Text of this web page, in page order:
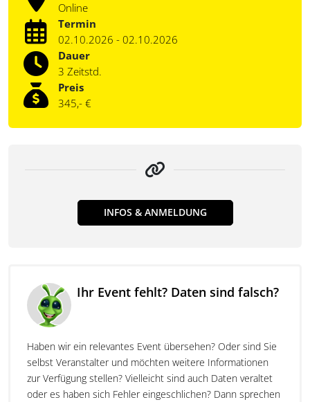
Online
Termin
02.10.2026 - 02.10.2026
Dauer
3 Zeitstd.
Preis
345,- €
INFOS & ANMELDUNG
Ihr Event fehlt? Daten sind falsch?
Haben wir ein relevantes Event übersehen? Oder sind Sie
selbst Veranstalter und möchten weitere Informationen
zur Verfügung stellen? Vielleicht sind auch Daten veraltet
oder es haben sich Fehler eingeschlichen? Dann sprechen